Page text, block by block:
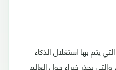
يتم بها استغلال الذكاء
يحذر خبراء حول العالم